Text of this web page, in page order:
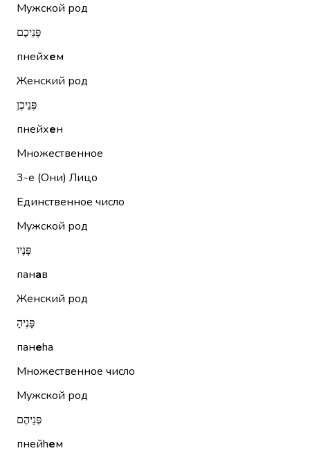
Мужской род
פְּנֵיכֶם
пнейхем
Женский род
פְּנֵיכֶן
пнейхен
Множественное
3-е (Они) Лицо
Единственное число
Мужской род
פָּנָיו
панав
Женский род
פָּנֶיהָ
панеhа
Множественное число
Мужской род
פְּנֵיהֶם
пнейhем